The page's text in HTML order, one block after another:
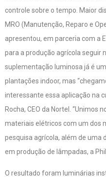
controle sobre o tempo. Maior
MRO (Manutenção, Reparo e
apresentou, em parceria com a
para a produção agrícola seguir
suplementação luminosa já é
plantações indoor, mas
interessante essa aplicação na
Rocha, CEO da Nortel. “Unimos
materiais elétricos com um dos
pesquisa agrícola, além de uma
em produção de lâmpadas, a
O resultado foram luminárias